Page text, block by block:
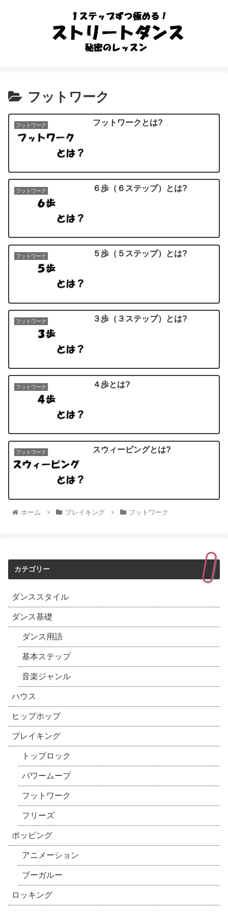
フットワーク
フットワーク フットワークとは?
フットワーク ６歩（６ステップ）とは?
フットワーク ５歩（５ステップ）とは?
フットワーク ３歩（３ステップ）とは?
フットワーク ４歩とは?
フットワーク スウィーピングとは?
ホーム ブレイキング フットワーク
カテゴリー
ダンススタイル
ダンス基礎
ダンス用語
基本ステップ
音楽ジャンル
ハウス
ヒップホップ
ブレイキング
トップロック
パワームーブ
フットワーク
フリーズ
ポッピング
アニメーション
ブーガルー
ロッキング